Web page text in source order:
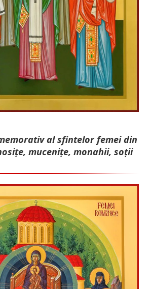
al sfintelor femei din
mu­cenițe, monahii, soții